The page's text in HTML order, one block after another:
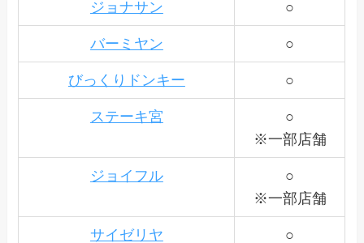
ジョナサン ○
バーミヤン ○
びっくりドンキー ○
ステーキ宮
○
※一部店舗
ジョイフル
○
※一部店舗
サイゼリヤ ○